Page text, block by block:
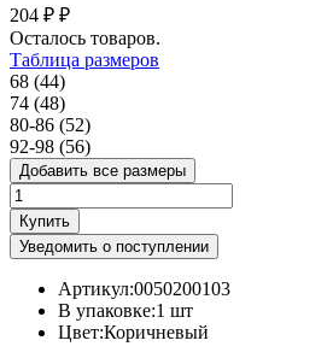
204 ₽ ₽
Осталось товаров.
Таблица размеров
68 (44)
74 (48)
80-86 (52)
92-98 (56)
Добавить все размеры
Купить
Уведомить о поступлении
Артикул:0050200103
В упаковке:1 шт
Цвет:Коричневый